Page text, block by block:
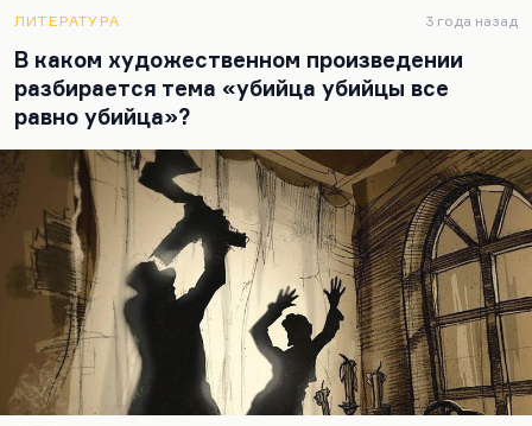
верит в добро…
ЛИТЕРАТУРА 3 года назад
В каком художественном произведении
разбирается тема «убийца убийцы все
равно убийца»?